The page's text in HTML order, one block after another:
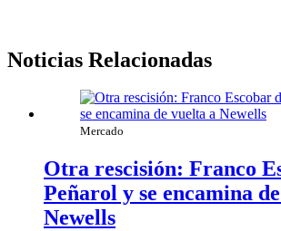
Noticias Relacionadas
Mercado
Otra rescisión: Franco
Peñarol y se encamina
Newells